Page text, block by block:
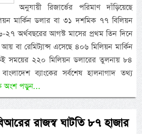
অনুযায়ী রিজার্ভের পরিমাণ দাঁড়িয়েছে
মার্কিন ডলার বা ৩১ দশমিক ৭৭ বিলিয়ন
অর্থবছরের আগস্ট মাসের প্রথম তিন দিনে
বা রেমিট্যান্স এসেছে ৪০৬ মিলিয়ন মার্কিন
সময়ের ২২০ মিলিয়ন ডলারের তুলনায় ৮৪
ব্যাংকের সর্বশেষ হালনাগাদ তথ্য
অংশ পড়ুন...
রাজস্ব ঘাটতি ৮৭ হাজার